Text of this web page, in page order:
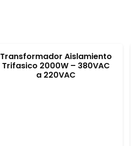
Transformador Aislamiento
Trifasico 2000W – 380VAC
a 220VAC